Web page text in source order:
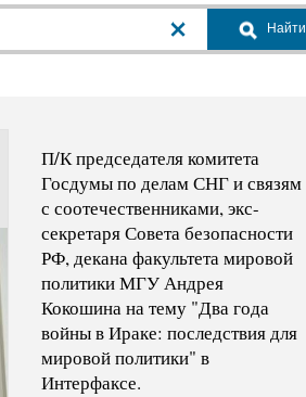
Найти
П/К председателя комитета
Госдумы по делам СНГ и связям
с соотечественниками, экс-
секретаря Совета безопасности
РФ, декана факультета мировой
политики МГУ Андрея
Кокошина на тему "Два года
войны в Ираке: последствия для
мировой политики" в
Интерфаксе.